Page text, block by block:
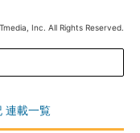
Inc. All Rights Reserved.
連載一覧